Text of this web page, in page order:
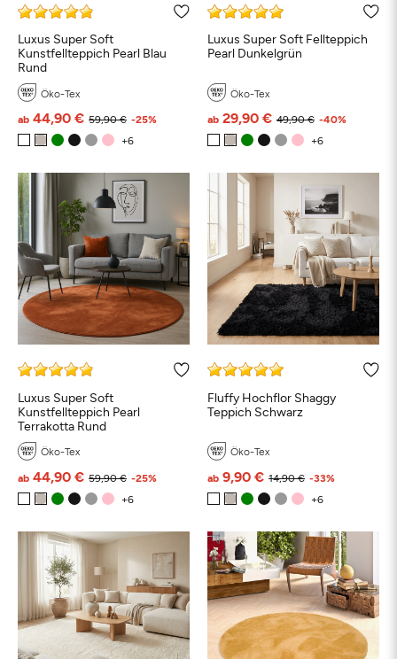
Luxus Super Soft
Kunstfellteppich Pearl Blau
Rund
Öko-Tex
59,90 €
ab 44,90 € -25%
Luxus Super Soft Fellteppich
Pearl Dunkelgrün
Öko-Tex
49,90 €
ab 29,90 € -40%
Luxus Super Soft
Kunstfellteppich Pearl
Terrakotta Rund
Öko-Tex
59,90 €
ab 44,90 € -25%
Fluffy Hochflor Shaggy
Teppich Schwarz
Öko-Tex
14,90 €
ab 9,90 € -33%